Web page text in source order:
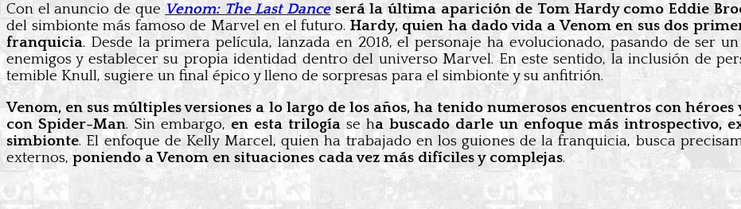
Con el anuncio de que Venom: The Last Danceserá la última aparición de Tom Hardy como Eddie
del simbionte más famoso de Marvel en el futuro. Hardy, quien ha dado vida a Venom en sus dos
franquicia. Desde la primera película, lanzada en 2018, el personaje ha evolucionado, pasando de ser
enemigos y establecer su propia identidad dentro del universo Marvel. En este sentido, la inclusión de
temible Knull, sugiere un final épico y lleno de sorpresas para el simbionte y su anfitrión.
Venom, en sus múltiples versiones a lo largo de los años, ha tenido numerosos encuentros con
con Spider-Man. Sin embargo, en esta trilogía se ha buscado darle un enfoque más introspectivo,
simbionte. El enfoque de Kelly Marcel, quien ha trabajado en los guiones de la franquicia, busca
externos, poniendo a Venom en situaciones cada vez más difíciles y complejas.